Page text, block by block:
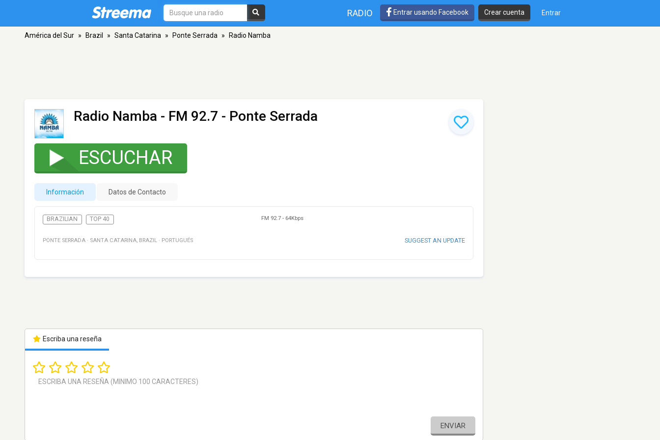
RADIO Entrar usando Facebook Crear cuenta Entrar
América del Sur » Brazil » Santa Catarina » Ponte Serrada » Radio Namba
Radio Namba - FM 92.7 - Ponte Serrada
ESCUCHAR
Información Datos de Contacto
BRAZILIAN TOP 40 FM 92.7 - 64Kbps
PONTE SERRADA · SANTA CATARINA, BRAZIL · PORTUGUÉS SUGGEST AN UPDATE
Escriba una reseña
ENVIAR